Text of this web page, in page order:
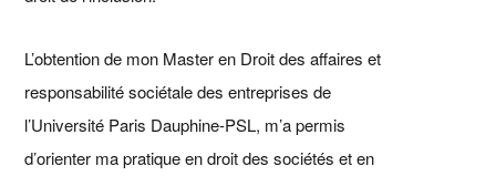
L’obtention de mon Master en Droit des affaires et
responsabilité sociétale des entreprises de
l’Université Paris Dauphine-PSL, m’a permis
d’orienter ma pratique en droit des sociétés et en